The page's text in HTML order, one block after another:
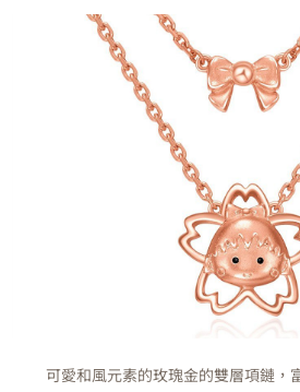
可愛和風元素的玫瑰金的雙層項鏈，